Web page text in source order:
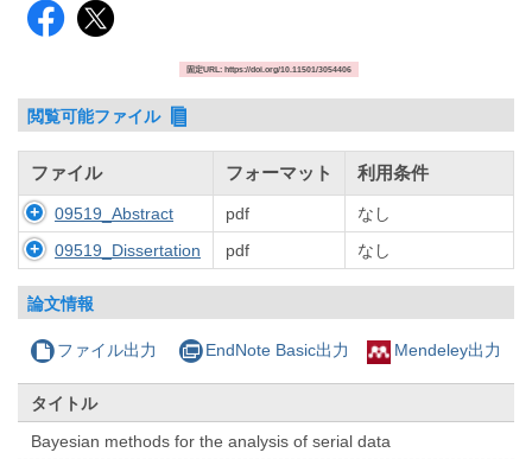
固定URL: https://doi.org/10.11501/3054406
閲覧可能ファイル
ファイル フォーマット 利用条件
09519_Abstract pdf
なし
09519_Dissertation
pdf なし
論文情報
ファイル出力 EndNote Basic出力 Mendeley出力
タイトル
Bayesian methods for the analysis of serial data